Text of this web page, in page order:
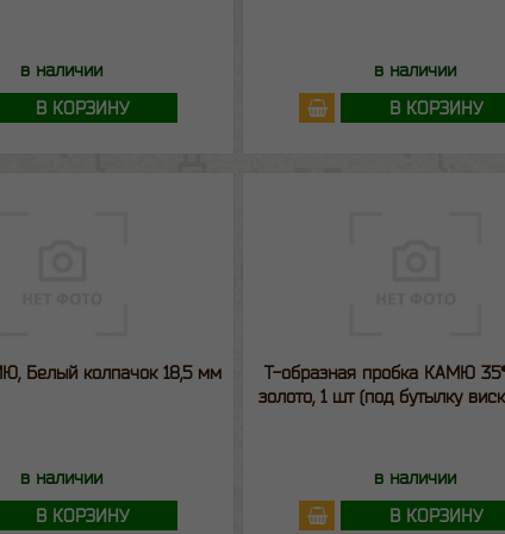
в наличии
В КОРЗИНУ
в наличии
В КОРЗИНУ
Белый колпачок 18,5 мм
в наличии
В КОРЗИНУ
Т-образная пробка КАМЮ
золото, 1 шт (под бутылку
в наличии
В КОРЗИНУ